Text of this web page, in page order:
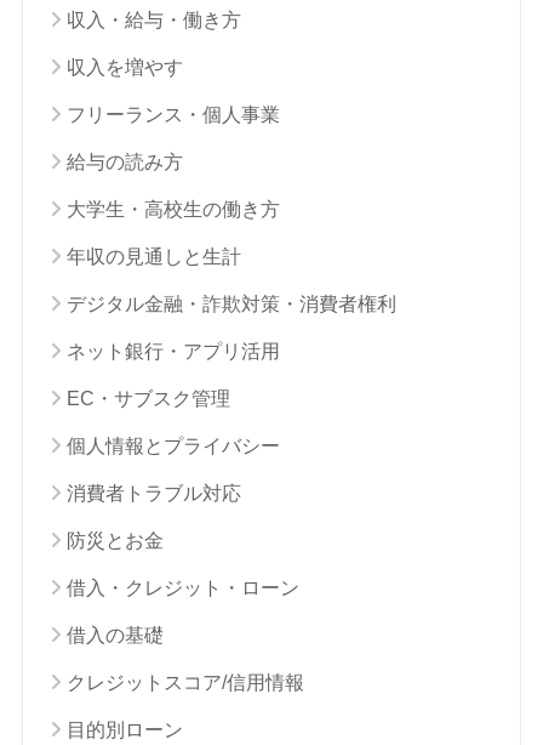
収入・給与・働き方
収入を増やす
フリーランス・個人事業
給与の読み方
大学生・高校生の働き方
年収の見通しと生計
デジタル金融・詐欺対策・消費者権利
ネット銀行・アプリ活用
EC・サブスク管理
個人情報とプライバシー
消費者トラブル対応
防災とお金
借入・クレジット・ローン
借入の基礎
クレジットスコア/信用情報
目的別ローン